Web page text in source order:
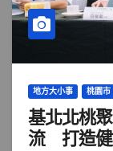
地方大小事 桃園市
基北北桃
流 打造健